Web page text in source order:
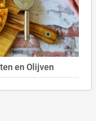
en Olijven